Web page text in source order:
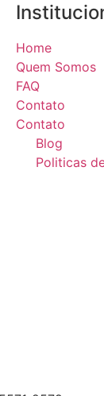
Home
Quem Somos
FAQ
Contato
Contato
Blog
Politicas